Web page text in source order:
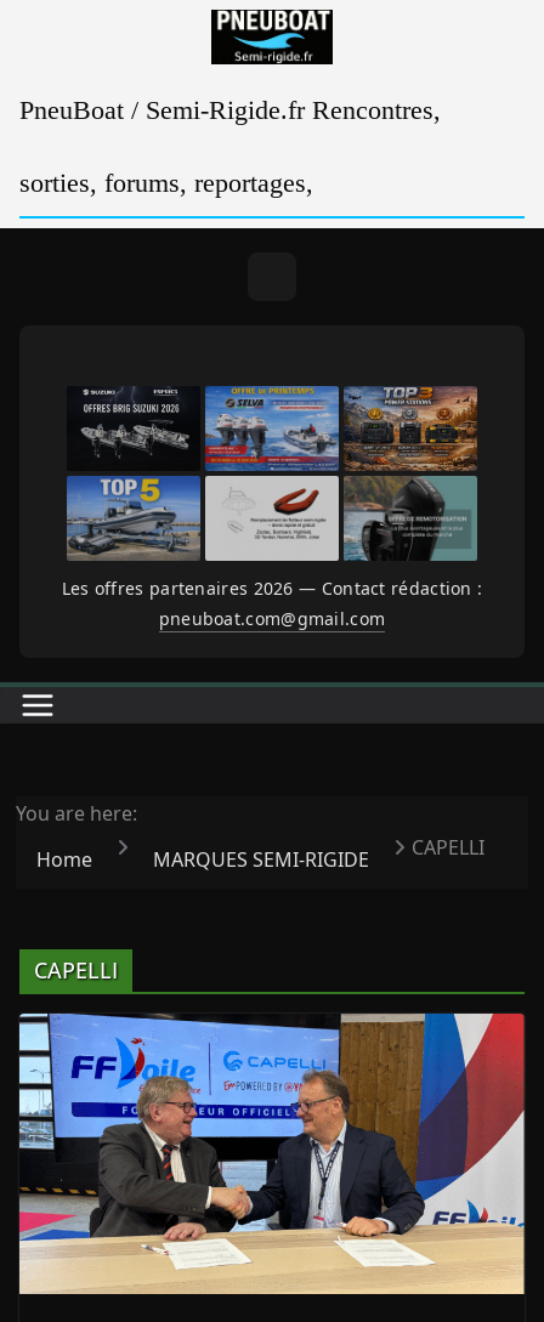
PneuBoat / Semi-Rigide.fr Rencontres,
sorties, forums, reportages,
Les offres partenaires 2026 — Contact rédaction :
pneuboat.com@gmail.com
You are here:
Home
MARQUES SEMI-RIGIDE CAPELLI
CAPELLI